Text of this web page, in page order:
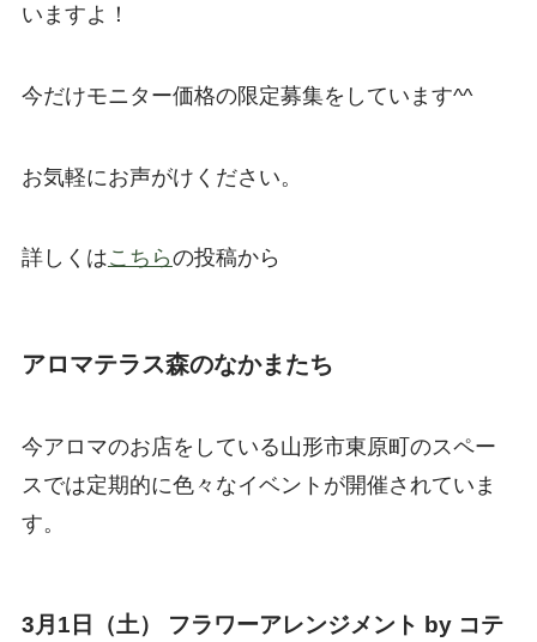
いますよ！
今だけモニター価格の限定募集をしています^^
お気軽にお声がけください。
詳しくはこちらの投稿から
アロマテラス森のなかまたち
今アロマのお店をしている山形市東原町のスペー
スでは定期的に色々なイベントが開催されていま
す。
3月1日（土） フラワーアレンジメント by コテ